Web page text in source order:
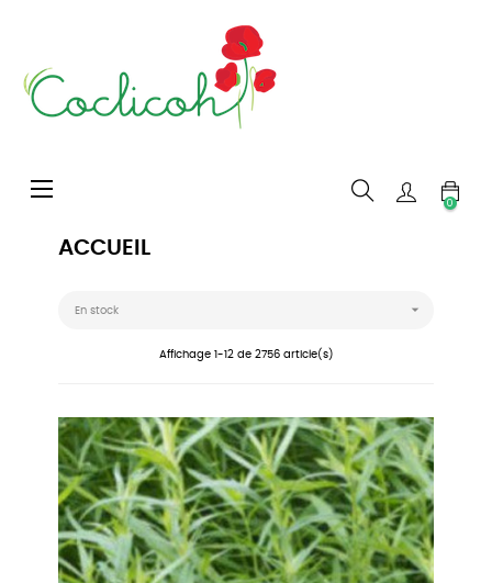
Basculer
la
☰
0
ACCUEIL
En stock 
Affichage 1-12 de 2756 article(s)